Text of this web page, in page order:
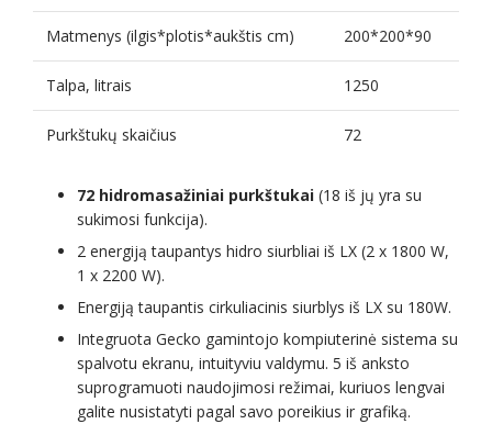
Matmenys (ilgis*plotis*aukštis cm) 200*200*90
Talpa, litrais 1250
Purkštukų skaičius 72
72 hidromasažiniai purkštukai (18 iš jų yra su
sukimosi funkcija).
2 energiją taupantys hidro siurbliai iš LX (2 x 1800 W,
1 x 2200 W).
Energiją taupantis cirkuliacinis siurblys iš LX su 180W.
Integruota Gecko gamintojo kompiuterinė sistema su
spalvotu ekranu, intuityviu valdymu. 5 iš anksto
suprogramuoti naudojimosi režimai, kuriuos lengvai
galite nusistatyti pagal savo poreikius ir grafiką.